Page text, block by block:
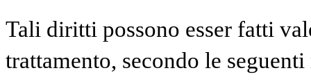
Tali diritti possono esser fatti
trattamento, secondo le